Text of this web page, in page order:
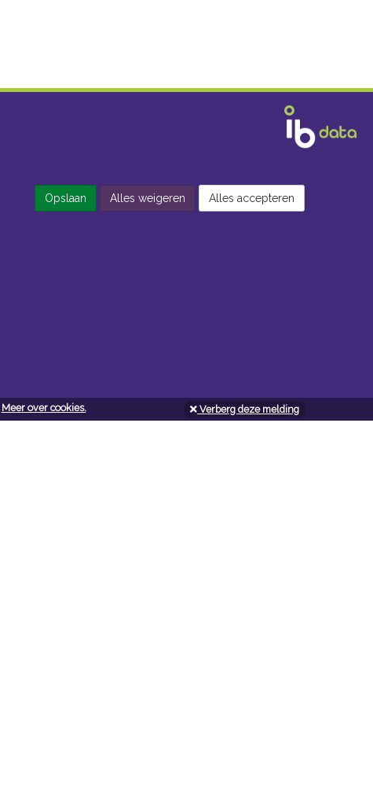
Meer over cookies. Verberg deze melding
Opslaan Alles weigeren Alles accepteren